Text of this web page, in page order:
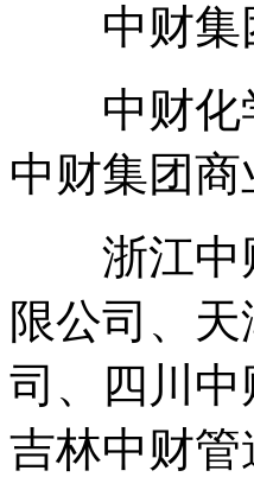
中财集团
中财化学
中财集团
浙江中财
限公司、
司、四川
吉林中财